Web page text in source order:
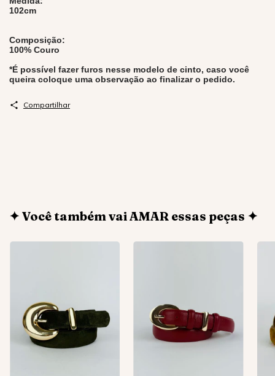
102cm
Composição:
100% Couro
*É possível fazer furos nesse modelo de cinto, caso você
queira coloque uma observação ao finalizar o pedido.
Compartilhar
✦ Você também vai AMAR essas peças ✦